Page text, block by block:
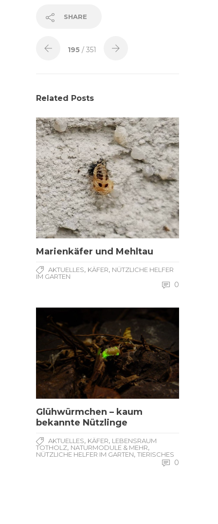
SHARE
195 / 351
Related Posts
Marienkäfer und Mehltau
AKTUELLES, KÄFER, NÜTZLICHE HELFER
IM GARTEN
0
Glühwürmchen – kaum
bekannte Nützlinge
AKTUELLES, KÄFER, LEBENSRAUM
TOTHOLZ, NATURMODULE & MEHR,
NÜTZLICHE HELFER IM GARTEN, TIERISCHES
0